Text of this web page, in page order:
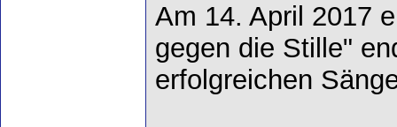
Am 14. April 2017
gegen die Stille"
erfolgreichen